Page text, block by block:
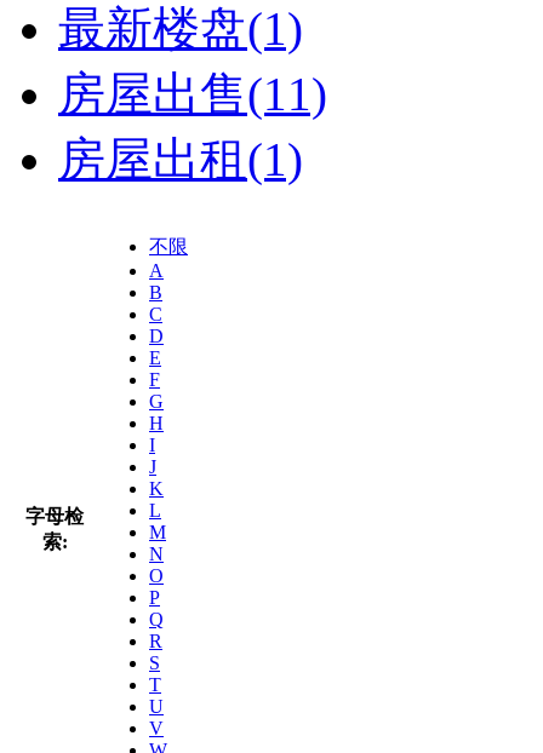
最新楼盘(1)
房屋出售(11)
房屋出租(1)
字母检
索:
不限
A
B
C
D
E
F
G
H
I
J
K
L
M
N
O
P
Q
R
S
T
U
V